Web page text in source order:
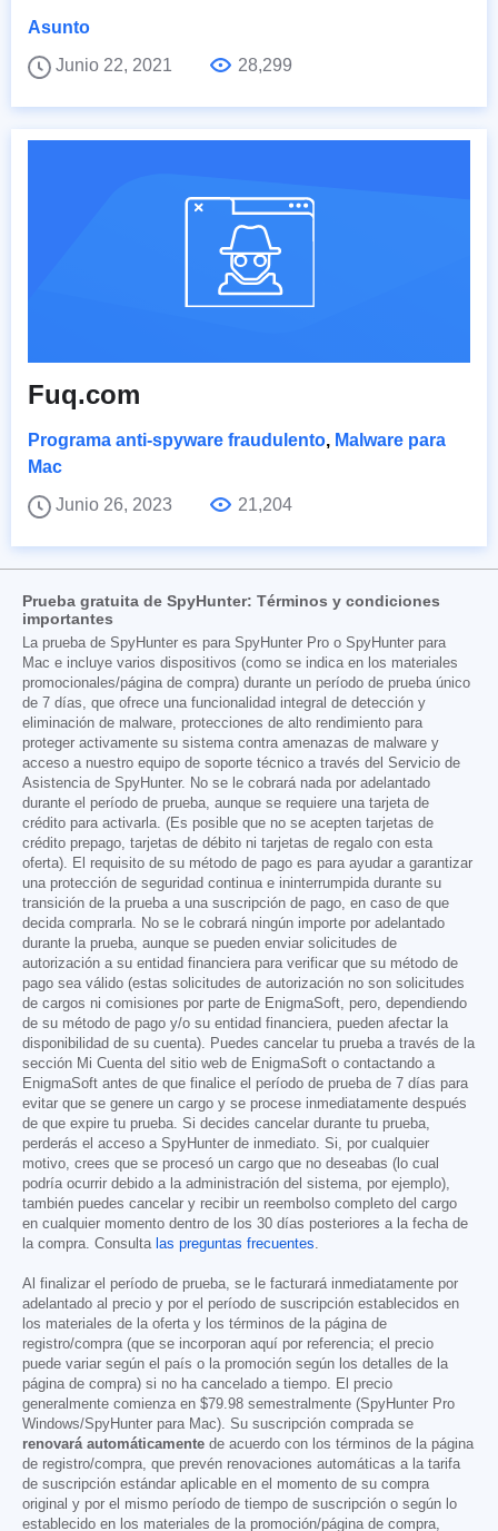
Asunto
Junio 22, 2021
28,299
Fuq.com
Programa anti-spyware fraudulento, Malware para
Mac
Junio 26, 2023
21,204
Prueba gratuita de SpyHunter: Términos y condiciones
importantes
La prueba de SpyHunter es para SpyHunter Pro o SpyHunter para
Mac e incluye varios dispositivos (como se indica en los materiales
promocionales/página de compra) durante un período de prueba único
de 7 días, que ofrece una funcionalidad integral de detección y
eliminación de malware, protecciones de alto rendimiento para
proteger activamente su sistema contra amenazas de malware y
acceso a nuestro equipo de soporte técnico a través del Servicio de
Asistencia de SpyHunter. No se le cobrará nada por adelantado
durante el período de prueba, aunque se requiere una tarjeta de
crédito para activarla. (Es posible que no se acepten tarjetas de
crédito prepago, tarjetas de débito ni tarjetas de regalo con esta
oferta). El requisito de su método de pago es para ayudar a garantizar
una protección de seguridad continua e ininterrumpida durante su
transición de la prueba a una suscripción de pago, en caso de que
decida comprarla. No se le cobrará ningún importe por adelantado
durante la prueba, aunque se pueden enviar solicitudes de
autorización a su entidad financiera para verificar que su método de
pago sea válido (estas solicitudes de autorización no son solicitudes
de cargos ni comisiones por parte de EnigmaSoft, pero, dependiendo
de su método de pago y/o su entidad financiera, pueden afectar la
disponibilidad de su cuenta). Puedes cancelar tu prueba a través de la
sección Mi Cuenta del sitio web de EnigmaSoft o contactando a
EnigmaSoft antes de que finalice el período de prueba de 7 días para
evitar que se genere un cargo y se procese inmediatamente después
de que expire tu prueba. Si decides cancelar durante tu prueba,
perderás el acceso a SpyHunter de inmediato. Si, por cualquier
motivo, crees que se procesó un cargo que no deseabas (lo cual
podría ocurrir debido a la administración del sistema, por ejemplo),
también puedes cancelar y recibir un reembolso completo del cargo
en cualquier momento dentro de los 30 días posteriores a la fecha de
la compra. Consulta las preguntas frecuentes.
Al finalizar el período de prueba, se le facturará inmediatamente por
adelantado al precio y por el período de suscripción establecidos en
los materiales de la oferta y los términos de la página de
registro/compra (que se incorporan aquí por referencia; el precio
puede variar según el país o la promoción según los detalles de la
página de compra) si no ha cancelado a tiempo. El precio
generalmente comienza en $79.98 semestralmente (SpyHunter Pro
Windows/SpyHunter para Mac). Su suscripción comprada se
renovará automáticamente de acuerdo con los términos de la página
de registro/compra, que prevén renovaciones automáticas a la tarifa
de suscripción estándar aplicable en el momento de su compra
original y por el mismo período de tiempo de suscripción o según lo
establecido en los materiales de la promoción/página de compra,